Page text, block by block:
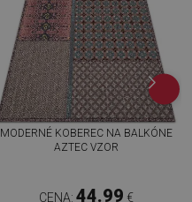
MODERNÉ KOBEREC NA BALKÓNE
AZTEC VZOR
CENA: 44.99 €